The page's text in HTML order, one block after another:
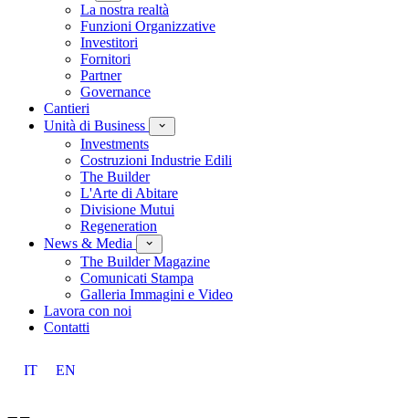
La nostra realtà
Funzioni Organizzative
Investitori
Fornitori
Partner
Governance
Cantieri
Unità di Business
Investments
Costruzioni Industrie Edili
The Builder
L'Arte di Abitare
Divisione Mutui
Regeneration
News & Media
The Builder Magazine
Comunicati Stampa
Galleria Immagini e Video
Lavora con noi
Contatti
IT EN